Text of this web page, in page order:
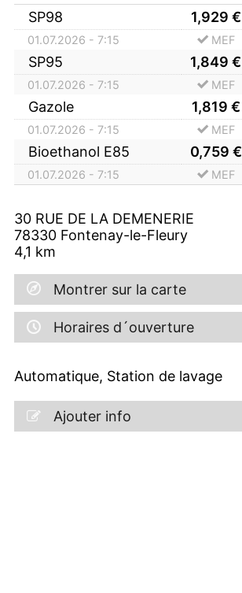
SP98 1,929 €
01.07.2026 - 7:15 MEF
SP95 1,849 €
01.07.2026 - 7:15 MEF
Gazole 1,819 €
01.07.2026 - 7:15 MEF
Bioethanol E85 0,759 €
01.07.2026 - 7:15 MEF
30 RUE DE LA DEMENERIE
78330 Fontenay-le-Fleury
4,1 km
Montrer sur la carte
Horaires d´ouverture
Automatique, Station de lavage
Ajouter info